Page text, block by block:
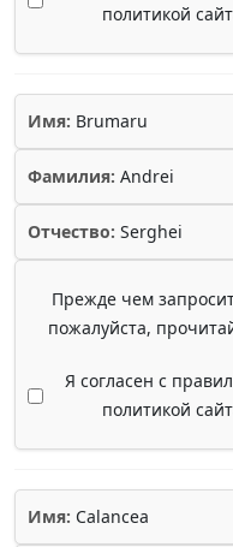
политикой
Имя: Brumaru
Фамилия: Andrei
Отчество: Serghei
Прежде чем
пожалуйста,
Я согласен с
политикой
Имя: Calancea